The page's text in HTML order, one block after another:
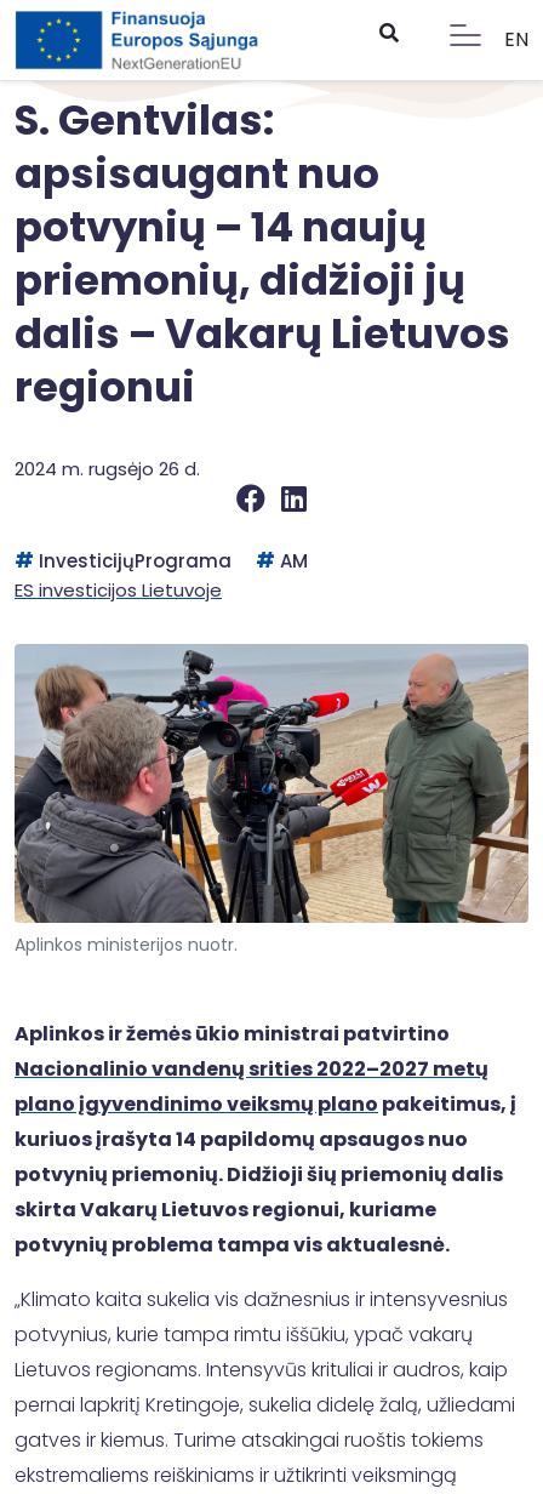
EN
S. Gentvilas:
apsisaugant nuo
potvynių – 14 naujų
priemonių, didžioji jų
dalis – Vakarų Lietuvos
regionui
2024 m. rugsėjo 26 d.
InvesticijųPrograma
AM
ES investicijos Lietuvoje
Aplinkos ministerijos nuotr.
Aplinkos ir žemės ūkio ministrai patvirtino
Nacionalinio vandenų srities 2022–2027 metų
plano įgyvendinimo veiksmų plano pakeitimus, į
kuriuos įrašyta 14 papildomų apsaugos nuo
potvynių priemonių. Didžioji šių priemonių dalis
skirta Vakarų Lietuvos regionui, kuriame
potvynių problema tampa vis aktualesnė.
„Klimato kaita sukelia vis dažnesnius ir intensyvesnius
potvynius, kurie tampa rimtu iššūkiu, ypač vakarų
Lietuvos regionams. Intensyvūs krituliai ir audros, kaip
pernai lapkritį Kretingoje, sukelia didelę žalą, užliedami
gatves ir kiemus. Turime atsakingai ruoštis tokiems
ekstremaliems reiškiniams ir užtikrinti veiksmingą